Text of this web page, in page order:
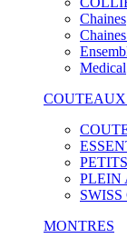
Chaines
Medical
PLEIN
MONTRES